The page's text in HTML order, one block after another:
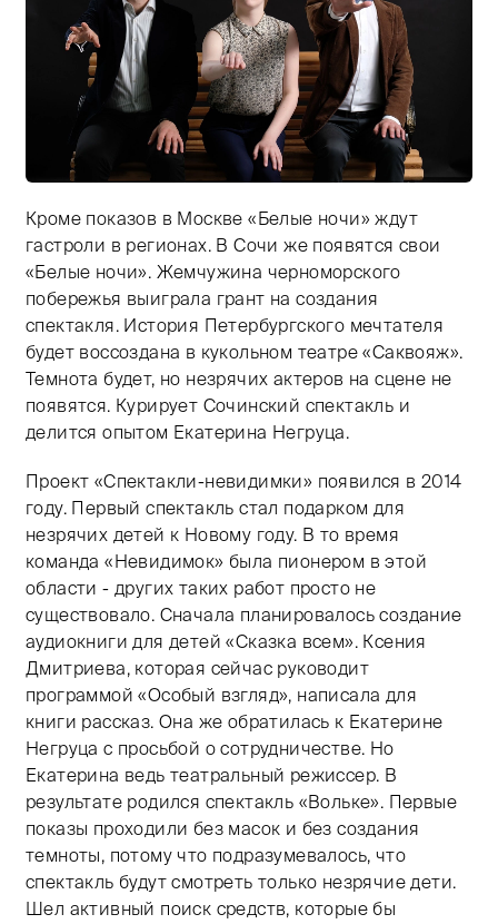
Тифлокомментарий: цветная фотография. На
Кроме показов в Москве «Белые ночи» ждут
гастроли в регионах. В Сочи же появятся свои
«Белые ночи». Жемчужина черноморского
побережья выиграла грант на создания
спектакля. История Петербургского мечтателя
будет воссоздана в кукольном театре «Саквояж».
Темнота будет, но незрячих актеров на сцене не
появятся. Курирует Сочинский спектакль и
делится опытом Екатерина Негруца.
Проект «Спектакли-невидимки» появился в 2014
году. Первый спектакль стал подарком для
незрячих детей к Новому году. В то время
команда «Невидимок» была пионером в этой
области - других таких работ просто не
существовало. Сначала планировалось создание
аудиокниги для детей «Сказка всем». Ксения
Дмитриева, которая сейчас руководит
программой «Особый взгляд», написала для
книги рассказ. Она же обратилась к Екатерине
Негруца с просьбой о сотрудничестве. Но
Екатерина ведь театральный режиссер. В
результате родился спектакль «Вольке». Первые
показы проходили без масок и без создания
темноты, потому что подразумевалось, что
спектакль будут смотреть только незрячие дети.
Шел активный поиск средств, которые бы